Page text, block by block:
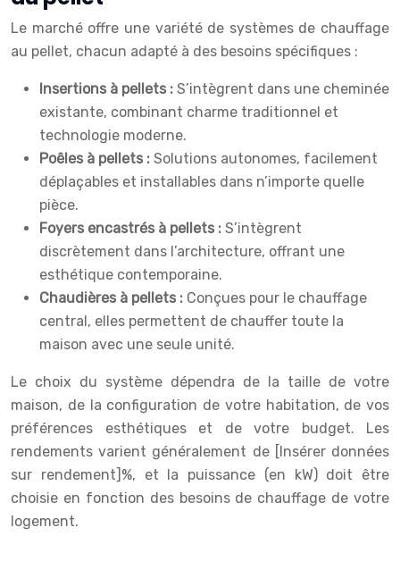
Le marché offre une variété de systèmes de chauffage
au pellet, chacun adapté à des besoins spécifiques :
Insertions à pellets : S’intègrent dans une cheminée
existante, combinant charme traditionnel et
technologie moderne.
Poêles à pellets : Solutions autonomes, facilement
déplaçables et installables dans n’importe quelle
pièce.
Foyers encastrés à pellets : S’intègrent
discrètement dans l’architecture, offrant une
esthétique contemporaine.
Chaudières à pellets : Conçues pour le chauffage
central, elles permettent de chauffer toute la
maison avec une seule unité.
Le choix du système dépendra de la taille de votre
maison, de la configuration de votre habitation, de vos
préférences esthétiques et de votre budget. Les
rendements varient généralement de [Insérer données
sur rendement]%, et la puissance (en kW) doit être
choisie en fonction des besoins de chauffage de votre
logement.